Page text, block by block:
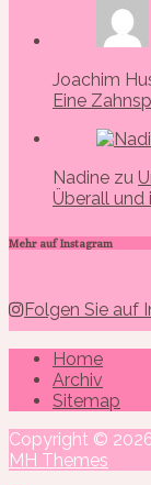
Joachim
Eine
Nadine zu
Überall und
Mehr auf Instagram
Folgen Sie auf
Home
Archiv
Sitemap
Copyright ©
MH Themes